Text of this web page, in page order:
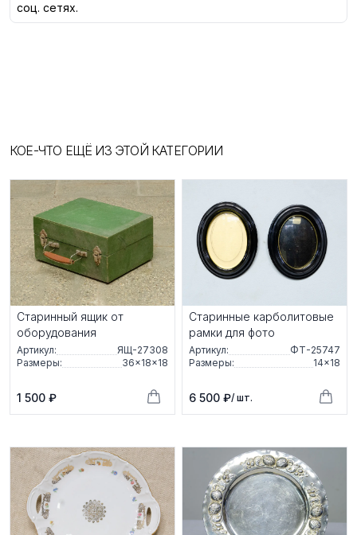
соц. сетях.
КОЕ-ЧТО ЕЩЁ ИЗ ЭТОЙ КАТЕГОРИИ
Старинный ящик от
оборудования
Артикул:
ЯЩ-27308
Размеры:
36×18×18
1 500 ₽
Старинные карболитовые
рамки для фото
Артикул:
ФТ-25747
Размеры:
14×18
6 500 ₽/ шт.